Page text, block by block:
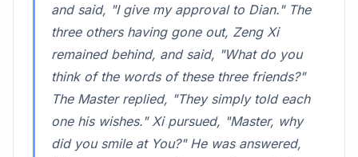
and said, "I give my approval to Dian." The
three others having gone out, Zeng Xi
remained behind, and said, "What do you
think of the words of these three friends?"
The Master replied, "They simply told each
one his wishes." Xi pursued, "Master, why
did you smile at You?" He was answered,